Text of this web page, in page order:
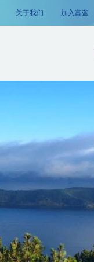
关于我们 加入富蓝